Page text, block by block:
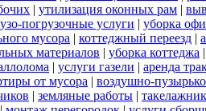
| утилизация оконных рам |
погрузочные услуги | уборка
мусора | коттеджный переезд |
материалов | уборка коттеджа
| услуги газели | аренда
от мусора | воздушно-
| земляные работы |